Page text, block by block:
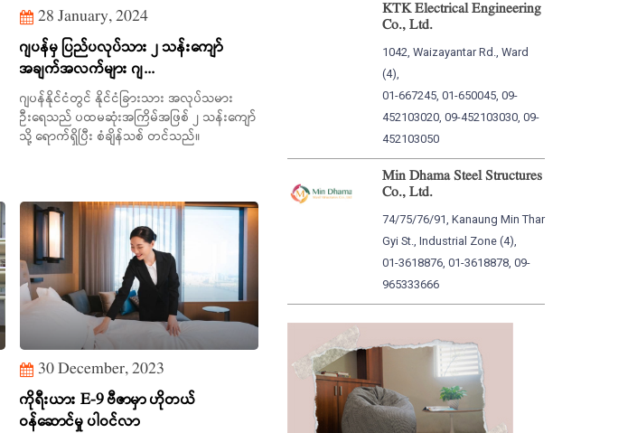
28 January, 2024
ဂျပန်မှ ပြည်ပလုပ်သား ၂ သန်းကျော်
အချက်အလက်များ ဂျ...
ဂျပန်နိုင်ငံတွင် နိုင်ငံခြားသား အလုပ်သမား
ဦးရေသည် ပထမဆုံးအကြိမ်အဖြစ် ၂ သန်းကျော်
သို့ ရောက်ရှိပြီး စံချိန်သစ် တင်သည်။
30 December, 2023
ကိုရီးယား E-9 ဗီဇာမှာ ဟိုတယ်
ဝန်ဆောင်မှု ပါဝင်လာ
KTK Electrical Engineering
Co., Ltd.
1042, Waizayantar Rd., Ward
(4),
01-667245, 01-650045, 09-
452103020, 09-452103030, 09-
452103050
Min Dhama Steel Structures
Co., Ltd.
74/75/76/91, Kanaung Min Thar
Gyi St., Industrial Zone (4),
01-3618876, 01-3618878, 09-
965333666